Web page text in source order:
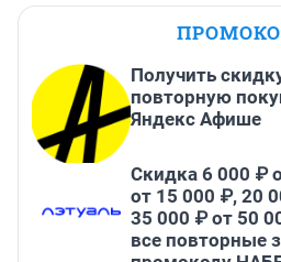
Получить
повторную
Яндекс Афише
Скидка 6 000 ₽
от 15 000 ₽, 20
35 000 ₽ от 50
все повторные